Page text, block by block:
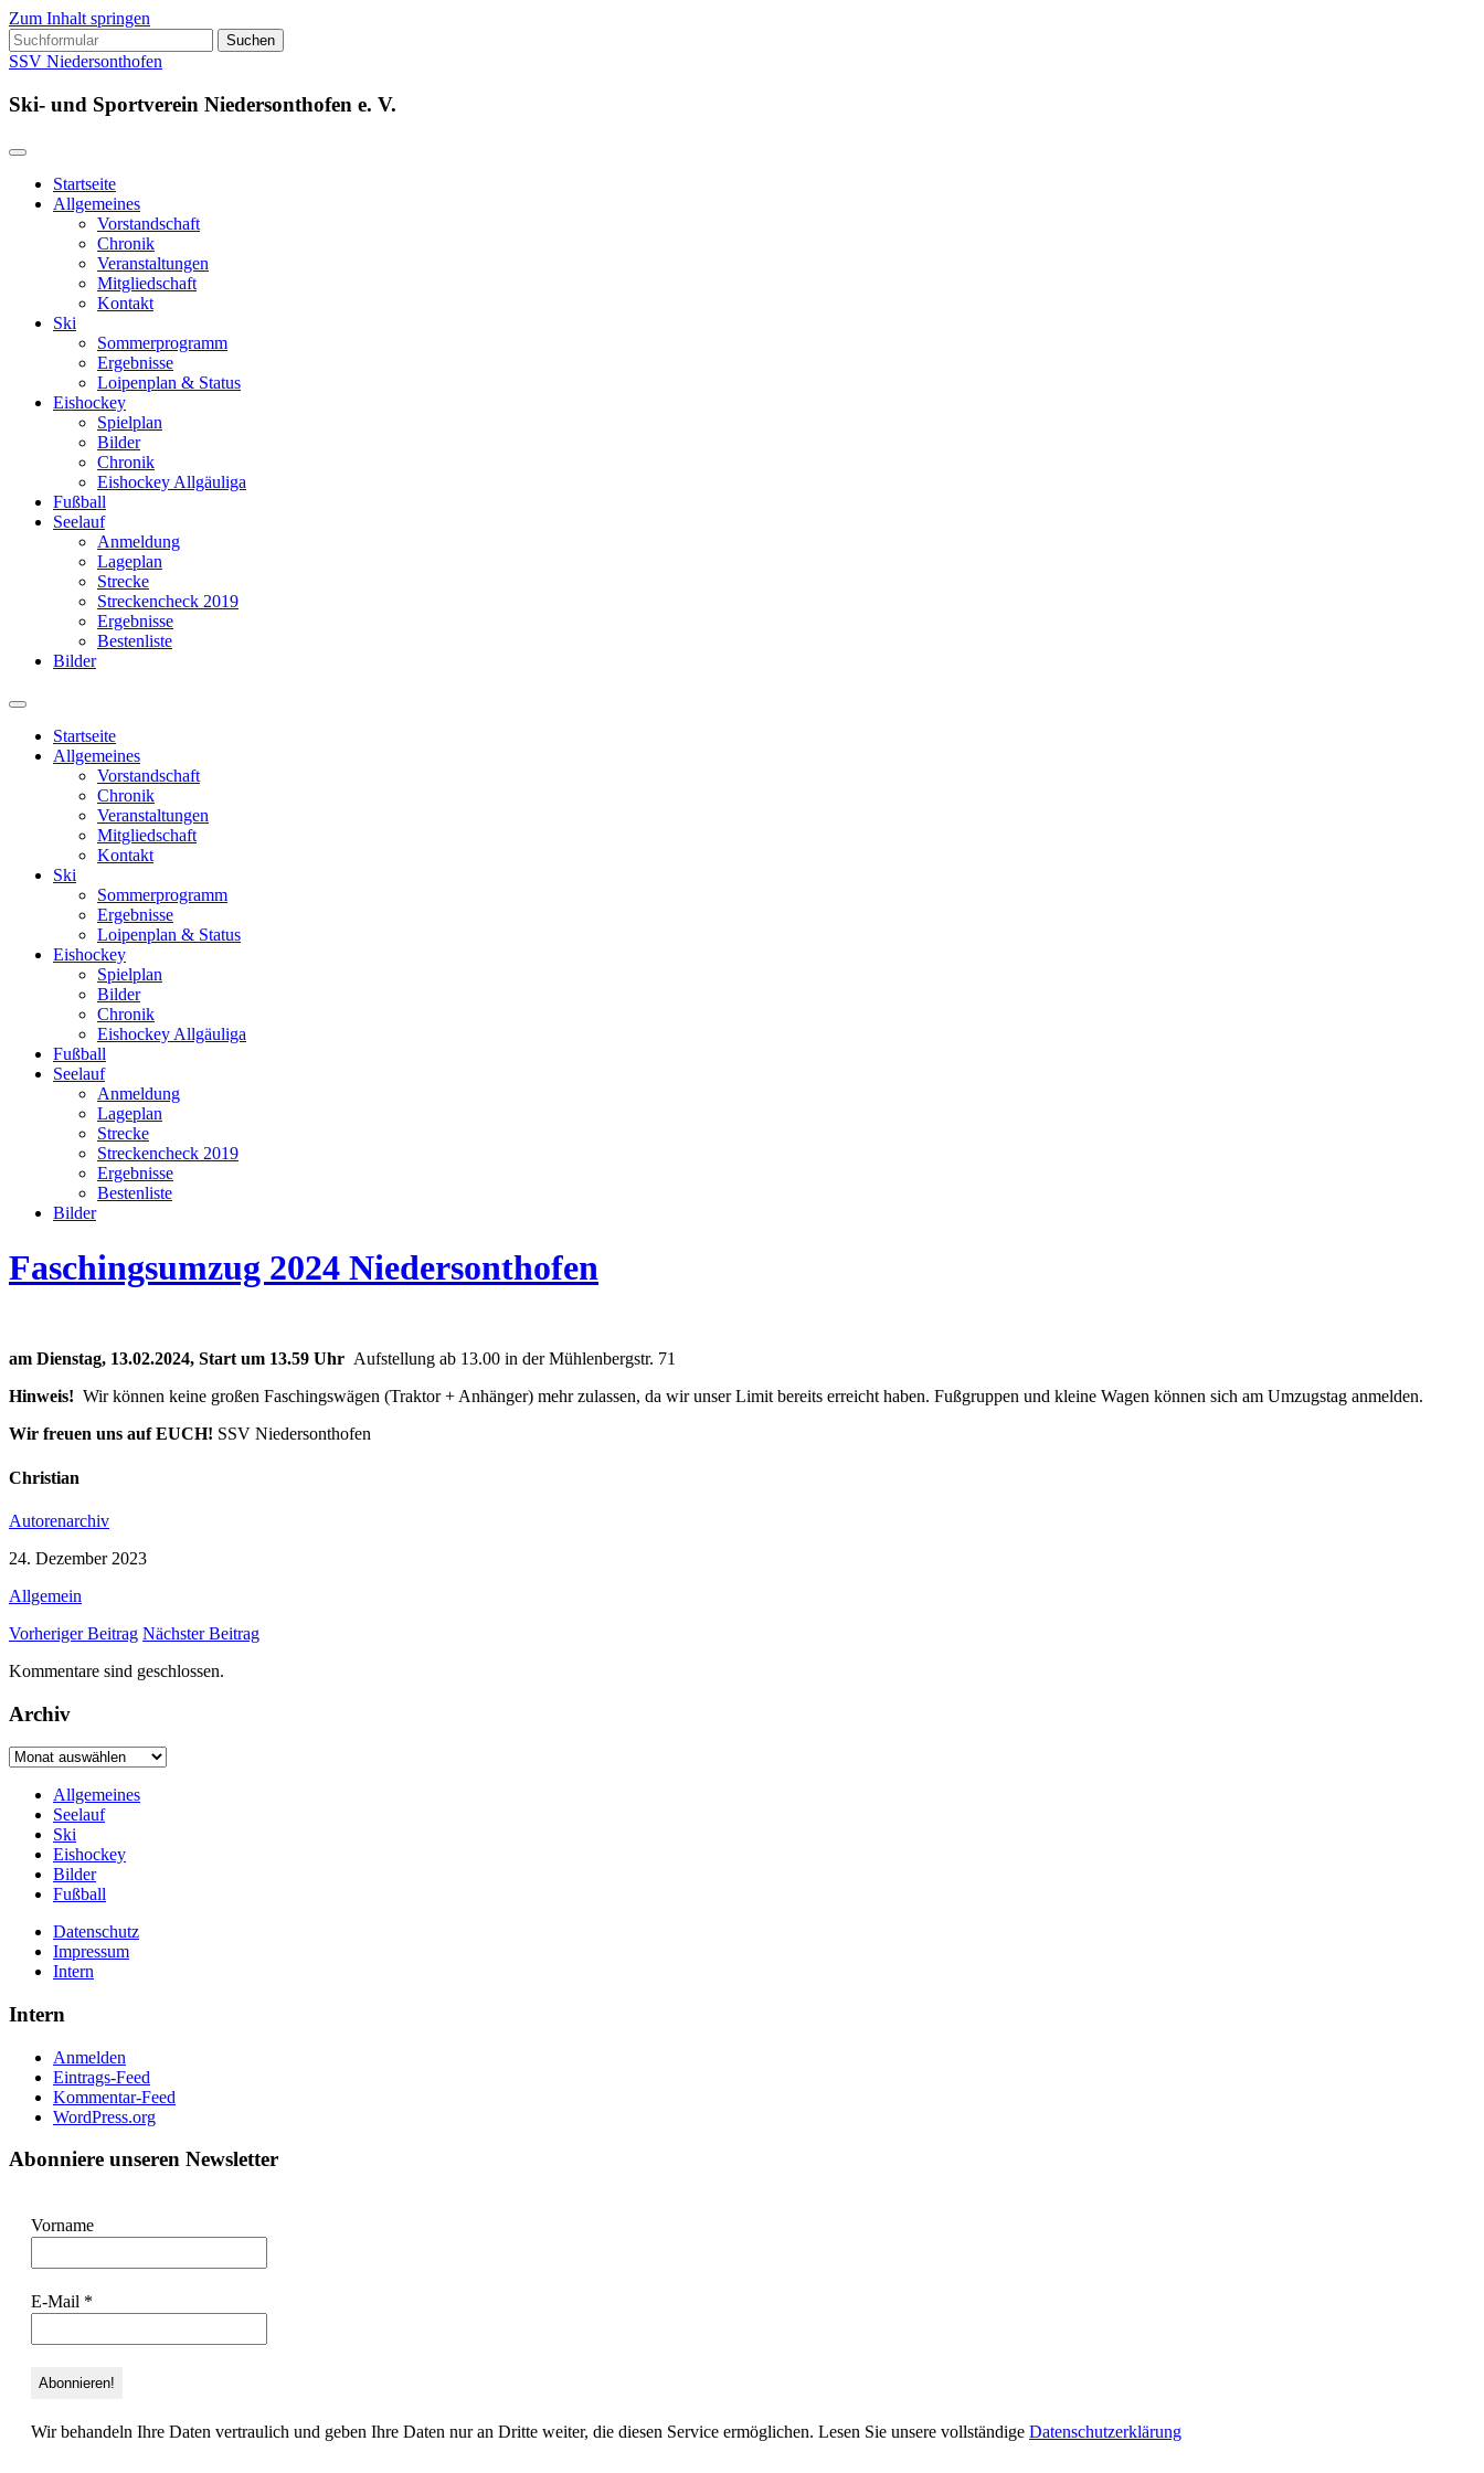
Zum Inhalt springen
Suchen
nach:
SSV Niedersonthofen
Ski- und Sportverein Niedersonthofen e. V.
Startseite
Allgemeines
Vorstandschaft
Chronik
Veranstaltungen
Mitgliedschaft
Kontakt
Ski
Sommerprogramm
Ergebnisse
Loipenplan & Status
Eishockey
Spielplan
Bilder
Chronik
Eishockey Allgäuliga
Fußball
Seelauf
Anmeldung
Lageplan
Strecke
Streckencheck 2019
Ergebnisse
Bestenliste
Bilder
Suchfeld
ein-/ausblenden
Startseite
Allgemeines
Vorstandschaft
Chronik
Veranstaltungen
Mitgliedschaft
Kontakt
Ski
Sommerprogramm
Ergebnisse
Loipenplan & Status
Eishockey
Spielplan
Bilder
Chronik
Eishockey Allgäuliga
Fußball
Seelauf
Anmeldung
Lageplan
Strecke
Streckencheck 2019
Ergebnisse
Bestenliste
Bilder
Faschingsumzug 2024 Niedersonthofen
am Dienstag, 13.02.2024, Start um 13.59 Uhr Aufstellung ab 13.00 in der Mühlenbergstr. 71
Hinweis! Wir können keine großen Faschingswägen (Traktor + Anhänger) mehr zulassen, da wir unser Limit bereits erreicht haben. Fußgruppen und kleine Wagen können sich am Umzugstag anmelden.
Wir freuen uns auf EUCH! SSV Niedersonthofen
Christian
Autorenarchiv
24. Dezember 2023
Allgemein
Vorheriger Beitrag Nächster Beitrag
Kommentare sind geschlossen.
Archiv
Archiv
Allgemeines
Seelauf
Ski
Eishockey
Bilder
Fußball
Datenschutz
Impressum
Intern
Intern
Anmelden
Eintrags-Feed
Kommentar-Feed
WordPress.org
Abonniere unseren Newsletter
Vorname
E-Mail *
Wir behandeln Ihre Daten vertraulich und geben Ihre Daten nur an Dritte weiter, die diesen Service ermöglichen. Lesen Sie unsere vollständige Datenschutzerklärung